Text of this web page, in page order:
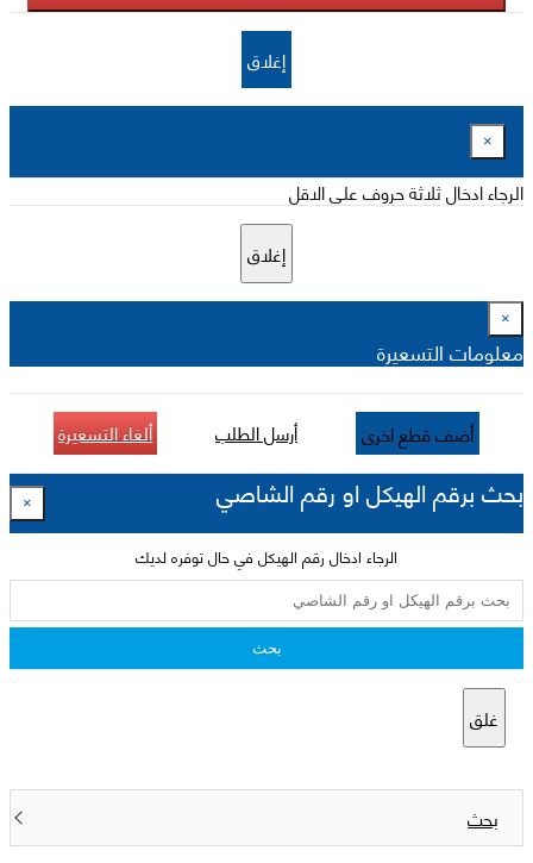
إغلاق
×
الرجاء ادخال ثلاثة حروف على الاقل
إغلاق
×
معلومات التسعيرة
أضف قطع اخرى أرسل الطلب ألغاء التسعيرة
بحث برقم الهيكل او رقم الشاصي ×
الرجاء ادخال رقم الهيكل في حال توفره لديك
بحث
غلق
بحث